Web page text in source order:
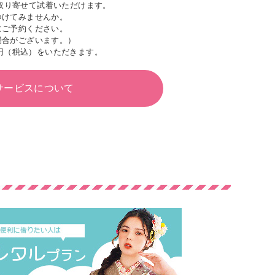
寄せて試着いただけます。
てみませんか。
予約ください。
がございます。）
込）をいただきます。
ビスについて